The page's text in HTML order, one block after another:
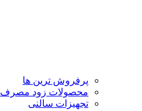
پرفروش ترین ها
محصولات زود مصرف
تجهیزات سالنی